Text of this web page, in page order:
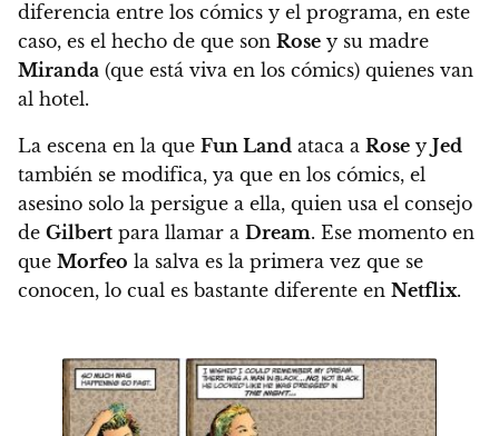
diferencia entre los cómics y el programa, en este
caso, es el hecho de que son Rose y su madre
Miranda (que está viva en los cómics) quienes van
al hotel.
La escena en la que Fun Land ataca a Rose y Jed
también se modifica, ya que en los cómics, el
asesino solo la persigue a ella, quien usa el consejo
de Gilbert para llamar a Dream. Ese momento en
que Morfeo la salva es la primera vez que se
conocen, lo cual es bastante diferente en Netflix.